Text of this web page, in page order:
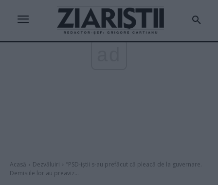
Acasă Dezvăluiri
”PSD-iștii s-au prefăcut că pleacă de la guvernare.
Demisiile lor au preaviz...